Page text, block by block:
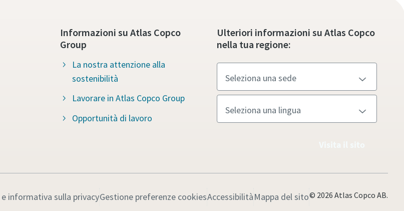
Informazioni su Atlas Copco
Group
La nostra attenzione alla
sostenibilità
Lavorare in Atlas Copco Group
Opportunità di lavoro
Ulteriori informazioni su Atlas Copco
nella tua regione:
informativa sulla privacyGestione preferenze cookiesAccessibilitàMappa del sito© 2026 Atlas Copco AB.